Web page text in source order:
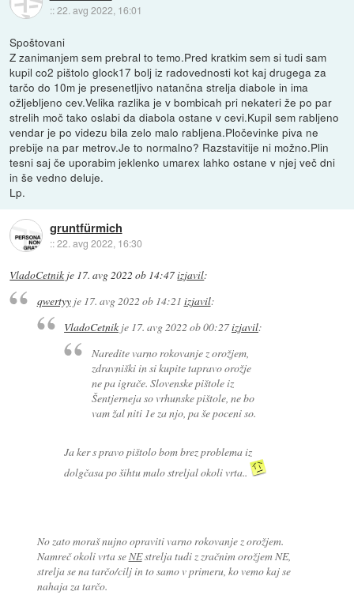
::22. avg 2022, 16:01
Spoštovani
Z zanimanjem sem prebral to temo.Pred kratkim sem si tudi sam
kupil co2 pištolo glock17 bolj iz radovednosti kot kaj drugega za
tarčo do 10m je presenetljivo natančna strelja diabole in ima
ožljebljeno cev.Velika razlika je v bombicah pri nekateri že po par
strelih moč tako oslabi da diabola ostane v cevi.Kupil sem rabljeno
vendar je po videzu bila zelo malo rabljena.Pločevinke piva ne
prebije na par metrov.Je to normalno? Razstavitije ni možno.Plin
tesni saj če uporabim jeklenko umarex lahko ostane v njej več dni
in še vedno deluje.
Lp.
gruntfürmich
::22. avg 2022, 16:30
VladoCetnik je 17. avg 2022 ob 14:47izjavil:
qwertyyje 17. avg 2022 ob 14:21 izjavil:
VladoCetnik je 17. avg 2022 ob 00:27izjavil:
Naredite varno rokovanje z orožjem,
zdravniški in si kupite tapravo orožje
ne pa igrače. Slovenske pištole iz
Šentjerneja so vrhunske pištole, ne bo
vam žal niti 1e za njo, pa še poceni so.
Ja ker s pravo pištolo bom brez problema iz
dolgčasa po šihtu malo streljal okoli vrta..
No zato moraš nujno opraviti varno rokovanje z orožjem.
Namreč okoli vrta seNEstrelja tudi z zračnim orožjem NE,
strelja se na tarčo/cilj in to samo v primeru, ko vemo kaj se
nahaja za tarčo.